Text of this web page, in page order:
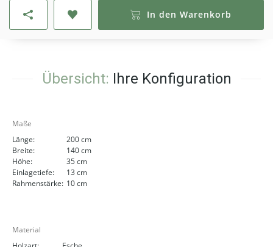
In den Warenkorb
Übersicht: Ihre Konfiguration
Maße
Länge:
200 cm
Breite:
140 cm
Höhe:
35 cm
Einlagetiefe:
13 cm
Rahmenstärke: 10 cm
Material